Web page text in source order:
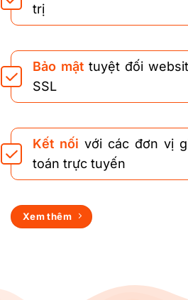
trị
Bảo mật tuyệt đối
SSL
Kết nối với các đơn vị
toán trực tuyến
Xem thêm